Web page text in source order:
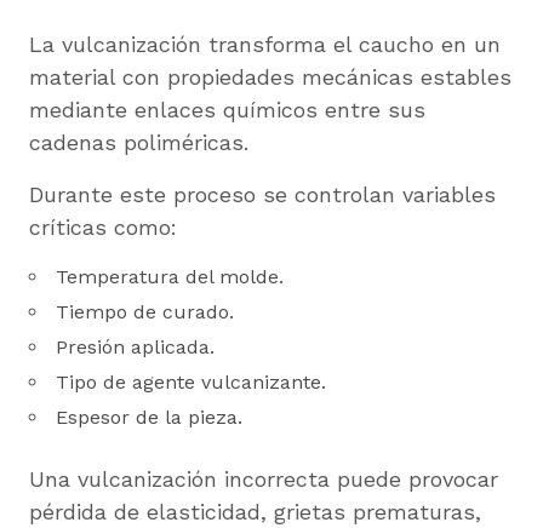
La vulcanización transforma el caucho en un
material con propiedades mecánicas estables
mediante enlaces químicos entre sus
cadenas poliméricas.
Durante este proceso se controlan variables
críticas como:
Temperatura del molde.
Tiempo de curado.
Presión aplicada.
Tipo de agente vulcanizante.
Espesor de la pieza.
Una vulcanización incorrecta puede provocar
pérdida de elasticidad, grietas prematuras,